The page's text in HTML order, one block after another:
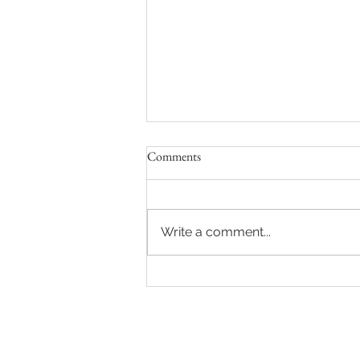
Column, de Martin
Comments
Write a comment...